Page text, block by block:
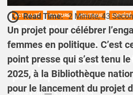
ACTUALITÉ CULTURE POLITIQUE SOCIÉTÉ
Côte d’Ivoire : « Les
Proue à la Une »,
aux pionnières de
politique ivoirienne
Read Time: 2 Minute, 43
Un projet pour célébrer
femmes en politique. C’est
point presse qui s’est tenu
2025, à la Bibliothèque
pour le lancement du projet